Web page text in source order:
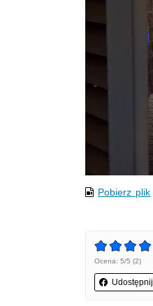
Pobierz plik
Ocena: 5/5 (2)
Udostępnij